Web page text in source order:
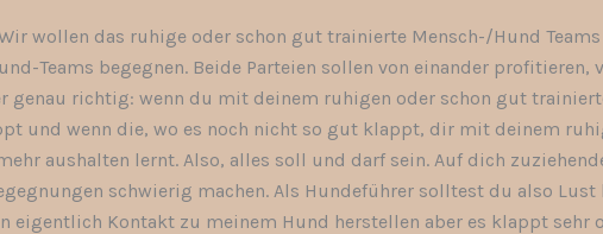
wollen das ruhige oder schon gut trainierte Mensch-/Hund
Teams begegnen. Beide Parteien sollen von einander profitieren,
richtig: wenn du mit deinem ruhigen oder schon gut
und wenn die, wo es noch nicht so gut klappt, dir mit deinem
aushalten lernt. Also, alles soll und darf sein. Auf dich
schwierig machen. Als Hundeführer solltest du also Lust
eigentlich Kontakt zu meinem Hund herstellen aber es klappt